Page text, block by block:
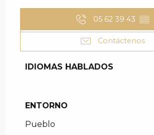
05 62 39 43 ▒▒
Contáctenos
IDIOMAS HABLADOS
IDIOMAS HABLADOS
ENTORNO
ENTORNO
Pueblo